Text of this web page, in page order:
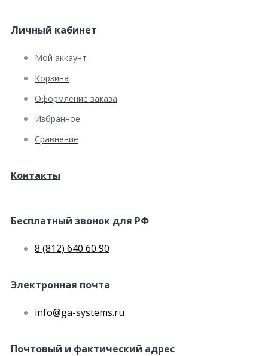
Личный кабинет
Мой аккаунт
Корзина
Оформление заказа
Избранное
Сравнение
Контакты
Бесплатный звонок для РФ
8 (812) 640 60 90
Электронная почта
info@ga-systems.ru
Почтовый и фактический адрес